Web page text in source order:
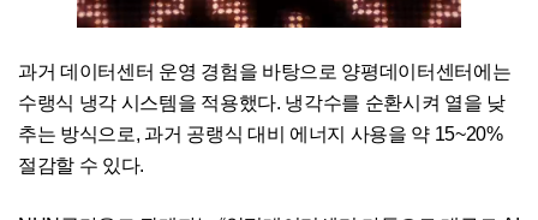
과거 데이터센터 운영 경험을 바탕으로 양평데이터센터에는
수랭식 냉각 시스템을 적용했다. 냉각수를 순환시켜 열을 낮
추는 방식으로, 과거 공랭식 대비 에너지 사용을 약 15~20%
절감할 수 있다.